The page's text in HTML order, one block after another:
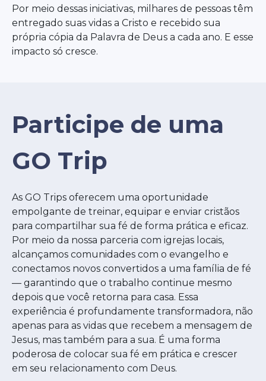
Por meio dessas iniciativas, milhares de pessoas têm
entregado suas vidas a Cristo e recebido sua
própria cópia da Palavra de Deus a cada ano. E esse
impacto só cresce.
Participe de uma
GO Trip
As GO Trips oferecem uma oportunidade
empolgante de treinar, equipar e enviar cristãos
para compartilhar sua fé de forma prática e eficaz.
Por meio da nossa parceria com igrejas locais,
alcançamos comunidades com o evangelho e
conectamos novos convertidos a uma família de fé
— garantindo que o trabalho continue mesmo
depois que você retorna para casa. Essa
experiência é profundamente transformadora, não
apenas para as vidas que recebem a mensagem de
Jesus, mas também para a sua. É uma forma
poderosa de colocar sua fé em prática e crescer
em seu relacionamento com Deus.